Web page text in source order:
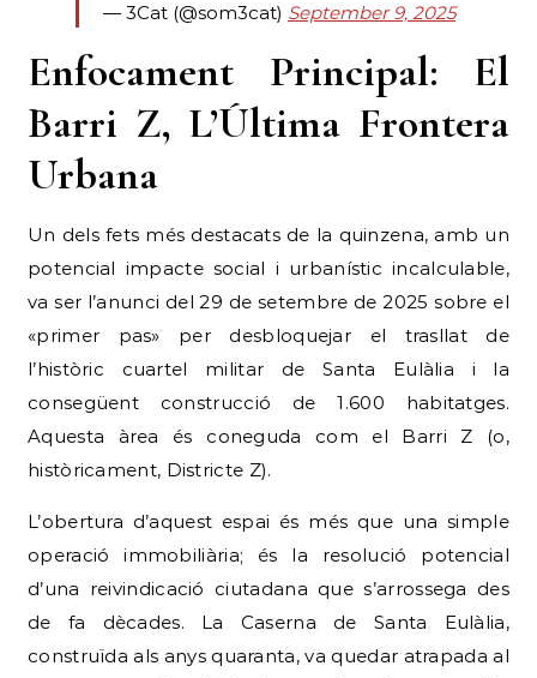
— 3Cat (@som3cat) September 9, 2025
Enfocament Principal: El
Barri Z, L’Última Frontera
Urbana
Un dels fets més destacats de la quinzena, amb un
potencial impacte social i urbanístic incalculable,
va ser l’anunci del 29 de setembre de 2025 sobre el
«primer pas» per desbloquejar el trasllat de
l’històric cuartel militar de Santa Eulàlia i la
consegüent construcció de 1.600 habitatges.
Aquesta àrea és coneguda com el Barri Z (o,
històricament, Districte Z).
L’obertura d’aquest espai és més que una simple
operació immobiliària; és la resolució potencial
d’una reivindicació ciutadana que s’arrossega des
de fa dècades. La Caserna de Santa Eulàlia,
construïda als anys quaranta, va quedar atrapada al